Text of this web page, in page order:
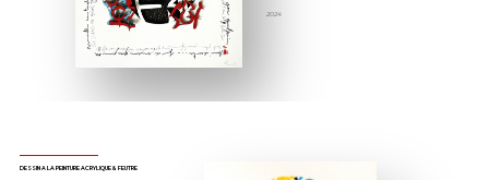
2024
DESSIN À LA PEINTURE ACRYLIQUE & FEUTRE